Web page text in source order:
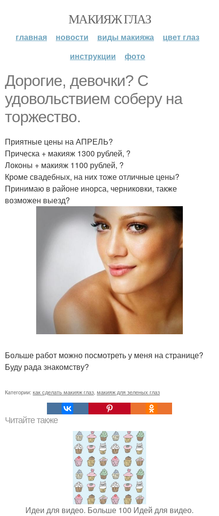
МАКИЯЖ ГЛАЗ
главная новости виды макияжа
цвет глаз
инструкции
фото
Дорогие, девочки? С
удовольствием соберу на
торжество.
Приятные цены на АПРЕЛЬ?
Прическа + макияж 1300 рублей, ?
Локоны + макияж 1100 рублей, ?
Кроме свадебных, на них тоже отличные цены?
Принимаю в районе инорса, черниковки, также
возможен выезд?
Больше работ можно посмотреть у меня на странице?
Буду рада знакомству?
Категории: как сделать макияж глаз макияж для зеленых глаз
Читайте также
Идеи для видео. Больше 100 Идей для видео.